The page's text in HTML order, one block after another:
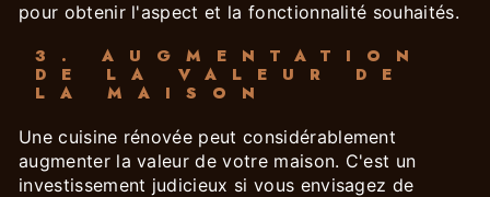
pour obtenir l'aspect et la fonctionnalité souhaités.
3. AUGMENTATION
DE LA VALEUR DE
LA MAISON
Une cuisine rénovée peut considérablement
augmenter la valeur de votre maison. C'est un
investissement judicieux si vous envisagez de